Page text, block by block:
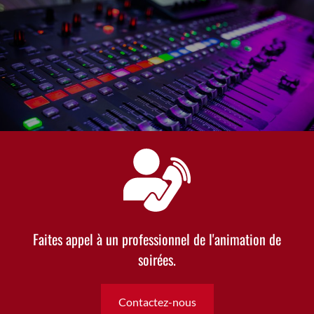
Faites appel à un professionnel de l'animation de
soirées.
Contactez-nous